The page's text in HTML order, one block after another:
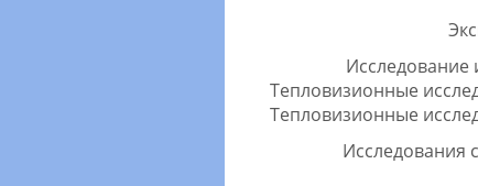
Исследование
Тепловизионные
Тепловизионные
Исследования